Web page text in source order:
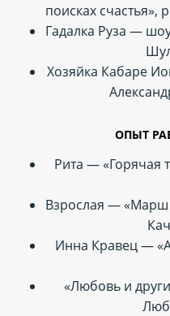
поисках счастья»,
Гадалка Руза —
Хозяйка Кабаре
ОПЫТ
Рита — «Горячая
Взрослая — «Марш
Инна Кравец —
«Любовь и